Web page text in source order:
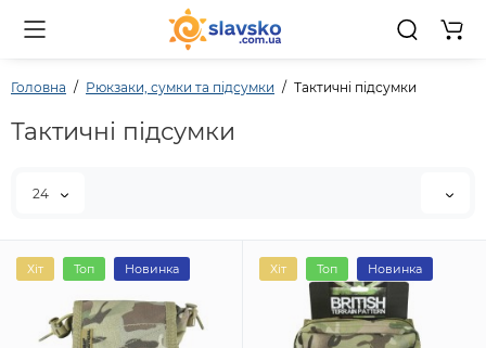
0
Головна Рюкзаки, сумки та підсумки Тактичні підсумки
Тактичні підсумки
24
Хіт Топ Новинка Хіт Топ Новинка